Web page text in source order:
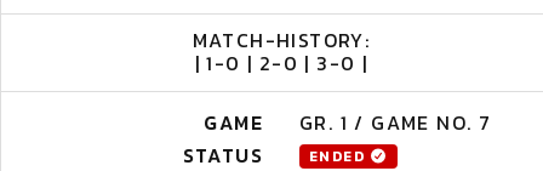
MATCH-HISTORY:
| 1-0 | 2-0 | 3-0 |
GAME
GR. 1 / GAME NO. 7
STATUS
ENDED